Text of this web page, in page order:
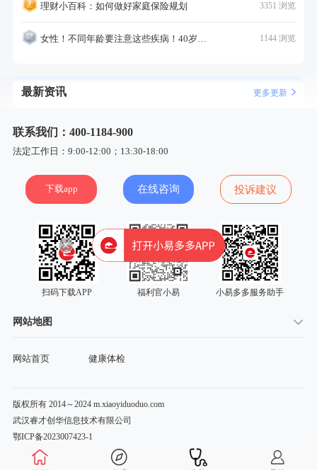
理财小百科：如何做好家庭保险规划 3351 浏览
女性！不同年龄要注意这些疾病！40岁的这个疾病最需要注意！ 1144 浏览
最新资讯 更多更新
联系我们：400-1184-900
法定工作日：9:00-12:00；13:30-18:00
下载app 在线咨询 投诉建议
扫码下载APP 福利官小易 小易多多服务助手
网站地图
网站首页 健康体检
版权所有 2014～2024 m.xiaoyiduoduo.com
武汉睿才创华信息技术有限公司
鄂ICP备2023007423-1